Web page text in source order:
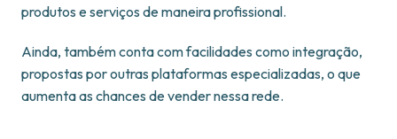
produtos e serviços de maneira profissional.
Ainda, também conta com facilidades como integração,
propostas por outras plataformas especializadas, o que
aumenta as chances de vender nessa rede.